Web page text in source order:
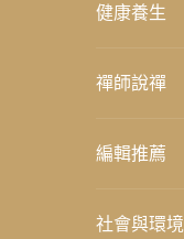
健康養生
禪師說禪
編輯推薦
社會與環境